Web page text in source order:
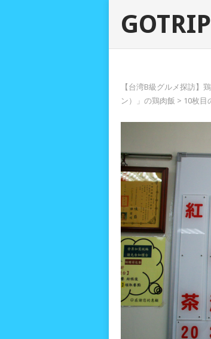
【台湾B級グルメ探訪】
ン）」の鶏肉飯 > 10枚目